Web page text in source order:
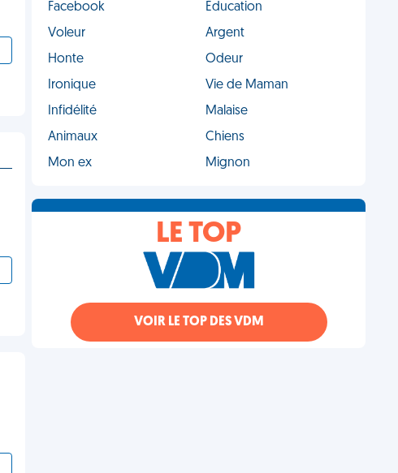
Facebook
Éducation
Voleur
Argent
Honte
Odeur
Ironique
Vie de Maman
Infidélité
Malaise
Animaux
Chiens
Mon ex
Mignon
LE TOP
VOIR LE TOP DES VDM